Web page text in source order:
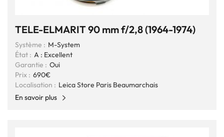
TELE-ELMARIT 90 mm f/2,8 (1964-1974)
Système : M-System
État : A : Excellent
Garantie : Oui
Prix : 690€
Localisation : Leica Store Paris Beaumarchais
En savoir plus